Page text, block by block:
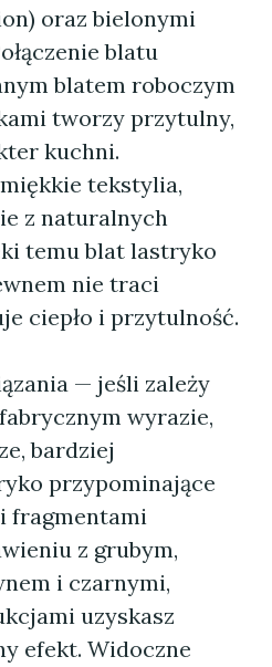
oraz bielonymi
blatu
blatem roboczym
tworzy przytulny,
kuchni.
tekstylia,
z naturalnych
temu blat lastryko
nie traci
ciepło i przytulność.
— jeśli zależy
wyrazie,
bardziej
przypominające
fragmentami
z grubym,
i czarnymi,
uzyskasz
efekt. Widoczne